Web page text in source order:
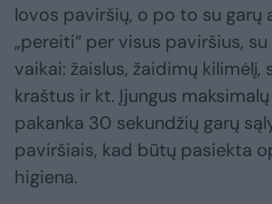
lovos paviršių, o po to su garų
„pereiti“ per visus paviršius,
vaikai: žaislus, žaidimų kilimėlį,
kraštus ir kt. Įjungus
pakanka 30 sekundžių garų
paviršiais, kad būtų pasiekta
higiena.